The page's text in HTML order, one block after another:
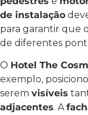
de instalação
para garantir que o
de diferentes
O Hotel The
exemplo,
serem visíveis
adjacentes. A